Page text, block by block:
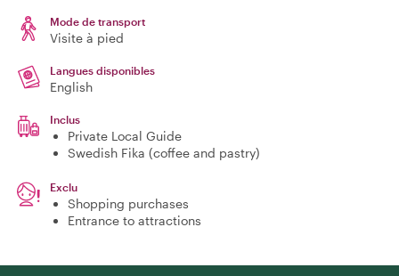
Mode de transport
Visite à pied
Langues disponibles
English
Inclus
Private Local Guide
Swedish Fika (coffee and pastry)
Exclu
Shopping purchases
Entrance to attractions